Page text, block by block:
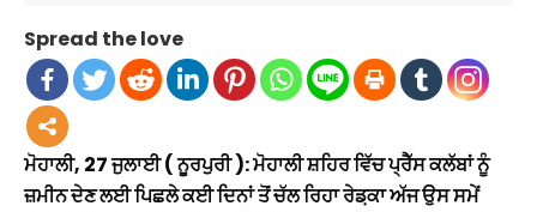
Spread the love
ਮੋਹਾਲੀ, 27 ਜੁਲਾਈ ( ਨੂਰਪੁਰੀ ):ਮੋਹਾਲੀ ਸ਼ਹਿਰ ਵਿੱਚ ਪ੍ਰੈੱਸ ਕਲੱਬਾਂ ਨੂੰ
ਜ਼ਮੀਨ ਦੇਣ ਲਈ ਪਿਛਲੇ ਕਈ ਦਿਨਾਂ ਤੋਂ ਚੱਲ ਰਿਹਾ ਰੇਡ਼ਕਾ ਅੱਜ ਉਸ ਸਮੇਂ